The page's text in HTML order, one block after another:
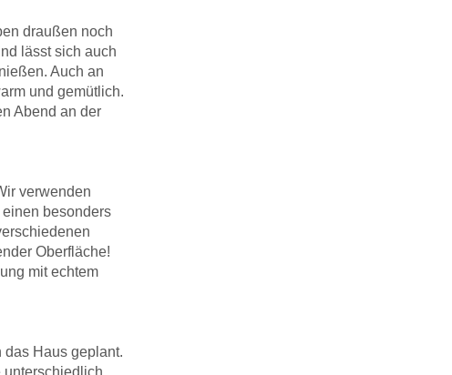
draußen noch
lässt sich auch
Auch an
und gemütlich.
Abend an der
verwenden
besonders
Oberfläche!
mit echtem
das Haus geplant.
unterschiedlich